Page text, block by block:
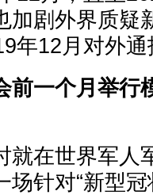
加剧外界质疑
年12月对外
前一个月举行
就在世界军人
针对“新型